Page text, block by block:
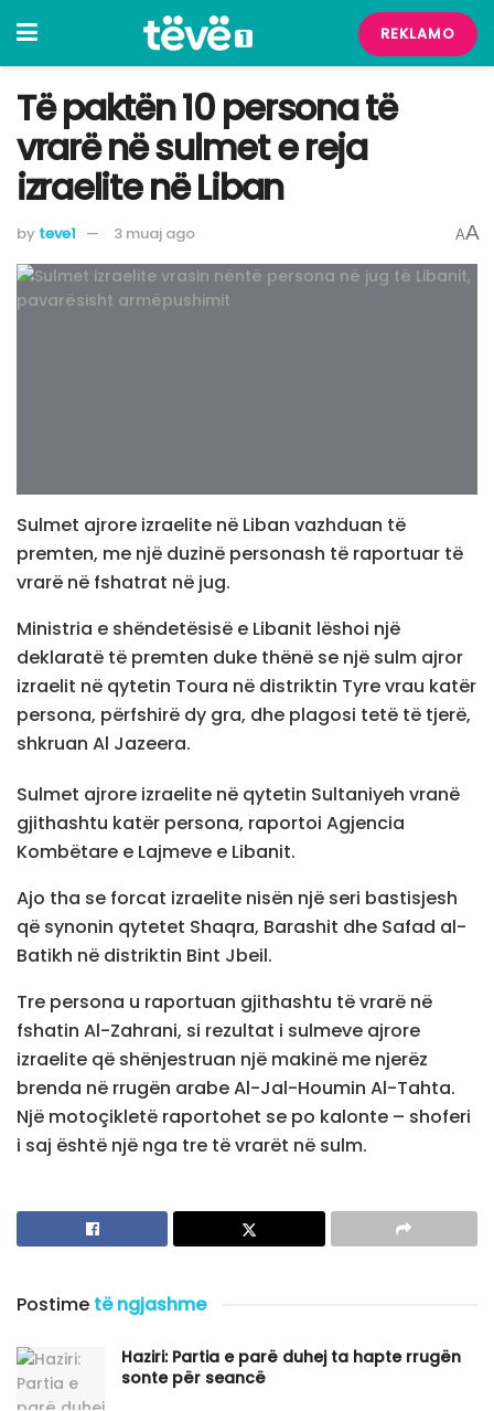
REKLAMO
Të paktën 10 persona të
vrarë në sulmet e reja
izraelite në Liban
by teve1 3 muaj ago AA
Sulmet ajrore izraelite në Liban vazhduan të
premten, me një duzinë personash të raportuar të
vrarë në fshatrat në jug.
Ministria e shëndetësisë e Libanit lëshoi ​​një
deklaratë të premten duke thënë se një sulm ajror
izraelit në qytetin Toura në distriktin Tyre vrau katër
persona, përfshirë dy gra, dhe plagosi tetë të tjerë,
shkruan Al Jazeera.
Sulmet ajrore izraelite në qytetin Sultaniyeh vranë
gjithashtu katër persona, raportoi Agjencia
Kombëtare e Lajmeve e Libanit.
Ajo tha se forcat izraelite nisën një seri bastisjesh
që synonin qytetet Shaqra, Barashit dhe Safad al-
Batikh në distriktin Bint Jbeil.
Tre persona u raportuan gjithashtu të vrarë në
fshatin Al-Zahrani, si rezultat i sulmeve ajrore
izraelite që shënjestruan një makinë me njerëz
brenda në rrugën arabe Al-Jal-Houmin Al-Tahta.
Një motoçikletë raportohet se po kalonte – shoferi
i saj është një nga tre të vrarët në sulm.
Postime të ngjashme
Haziri: Partia e parë duhej ta hapte rrugën
sonte për seancë